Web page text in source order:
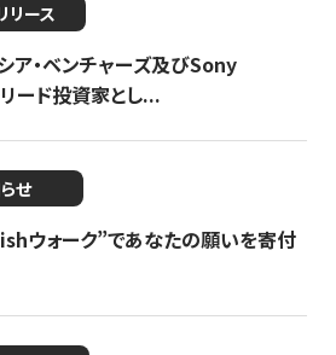
リース
ア・ベンチャーズ及びSony
ド投資家とし...
せ
ウォーク”であなたの願いを寄付